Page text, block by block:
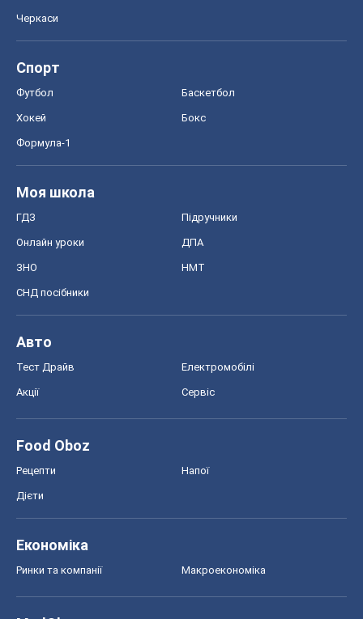
Черкаси
Спорт
Футбол Баскетбол
Хокей Бокс
Формула-1
Моя школа
ГДЗ Підручники
Онлайн уроки ДПА
ЗНО НМТ
СНД посібники
Авто
Тест Драйв Електромобілі
Акції Сервіс
Food Oboz
Рецепти Напої
Дієти
Економіка
Ринки та компанії Макроекономіка